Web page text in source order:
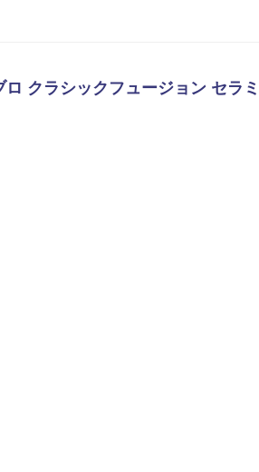
クラシックフュージョン セラ